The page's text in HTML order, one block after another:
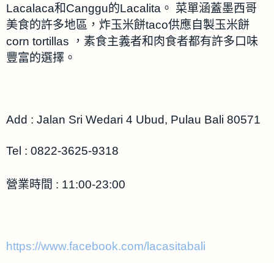
Lacalaca和Canggu的Lacalita。 菜單涵蓋墨西哥
美食的許多地區，炸玉米餅taco供應自製玉米餅
corn tortillas ，素食主義者和肉食者都有許多口味
豐富的選擇。
Add : Jalan Sri Wedari 4 Ubud, Pulau Bali 80571
Tel : 0822-3625-9318
營業時間 : 11:00-23:00
https://www.facebook.com/lacasitabali